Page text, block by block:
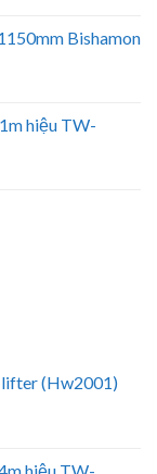
Bishamon
hiệu TW-
lifter (Hw2001)